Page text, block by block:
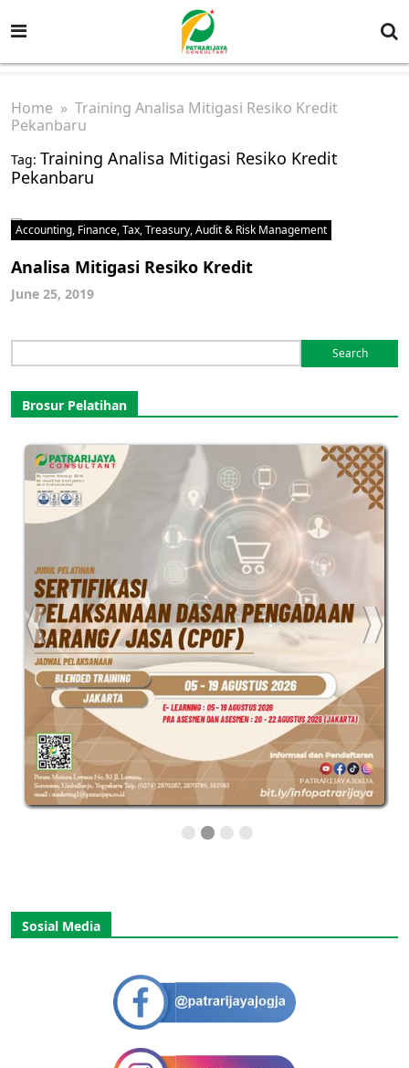
Home » Training Analisa Mitigasi Resiko Kredit
Pekanbaru
Tag: Training Analisa Mitigasi Resiko Kredit
Pekanbaru
Accounting, Finance, Tax, Treasury, Audit & Risk Management
Analisa Mitigasi Resiko Kredit
June 25, 2019
for:
Brosur Pelatihan
Sosial Media